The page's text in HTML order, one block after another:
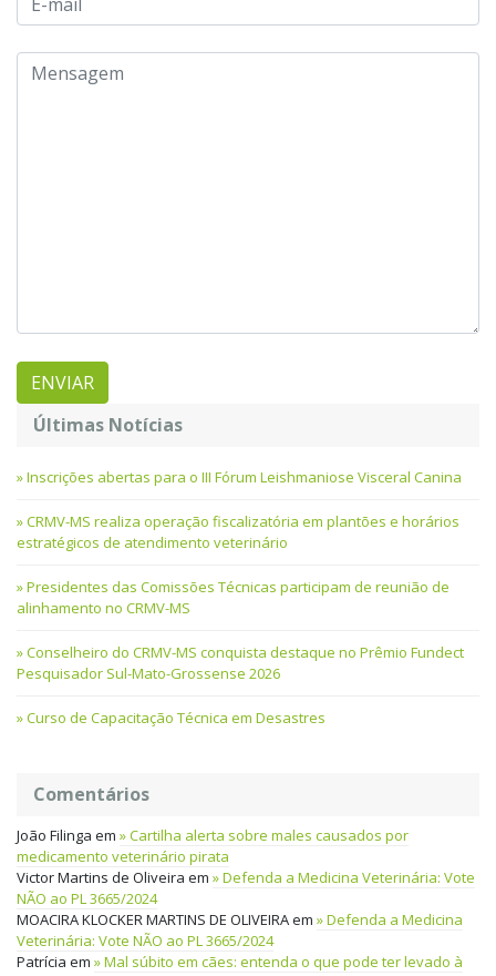
Últimas Notícias
Inscrições abertas para o III Fórum Leishmaniose Visceral Canina
CRMV-MS realiza operação fiscalizatória em plantões e horários
estratégicos de atendimento veterinário
Presidentes das Comissões Técnicas participam de reunião de
alinhamento no CRMV-MS
Conselheiro do CRMV-MS conquista destaque no Prêmio Fundect
Pesquisador Sul-Mato-Grossense 2026
Curso de Capacitação Técnica em Desastres
Comentários
João Filinga em
Cartilha alerta sobre males causados por
medicamento veterinário pirata
Victor Martins de Oliveira em
Defenda a Medicina Veterinária: Vote
NÃO ao PL 3665/2024
MOACIRA KLOCKER MARTINS DE OLIVEIRAem
Defenda a Medicina
Veterinária: Vote NÃO ao PL 3665/2024
Patrícia em
Mal súbito em cães: entenda o que pode ter levado à